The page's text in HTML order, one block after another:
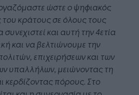
ώστε ο ψηφιακός
κράτους σε όλους τους
συνεχιστεί και αυτή την 4ετία
και να βελτιώνουμε την
επιχειρήσεων και των
υπαλλήλων, μειώνοντας τη
κερδίζοντας πόρους. Στο